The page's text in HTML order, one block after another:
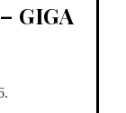
GIGA